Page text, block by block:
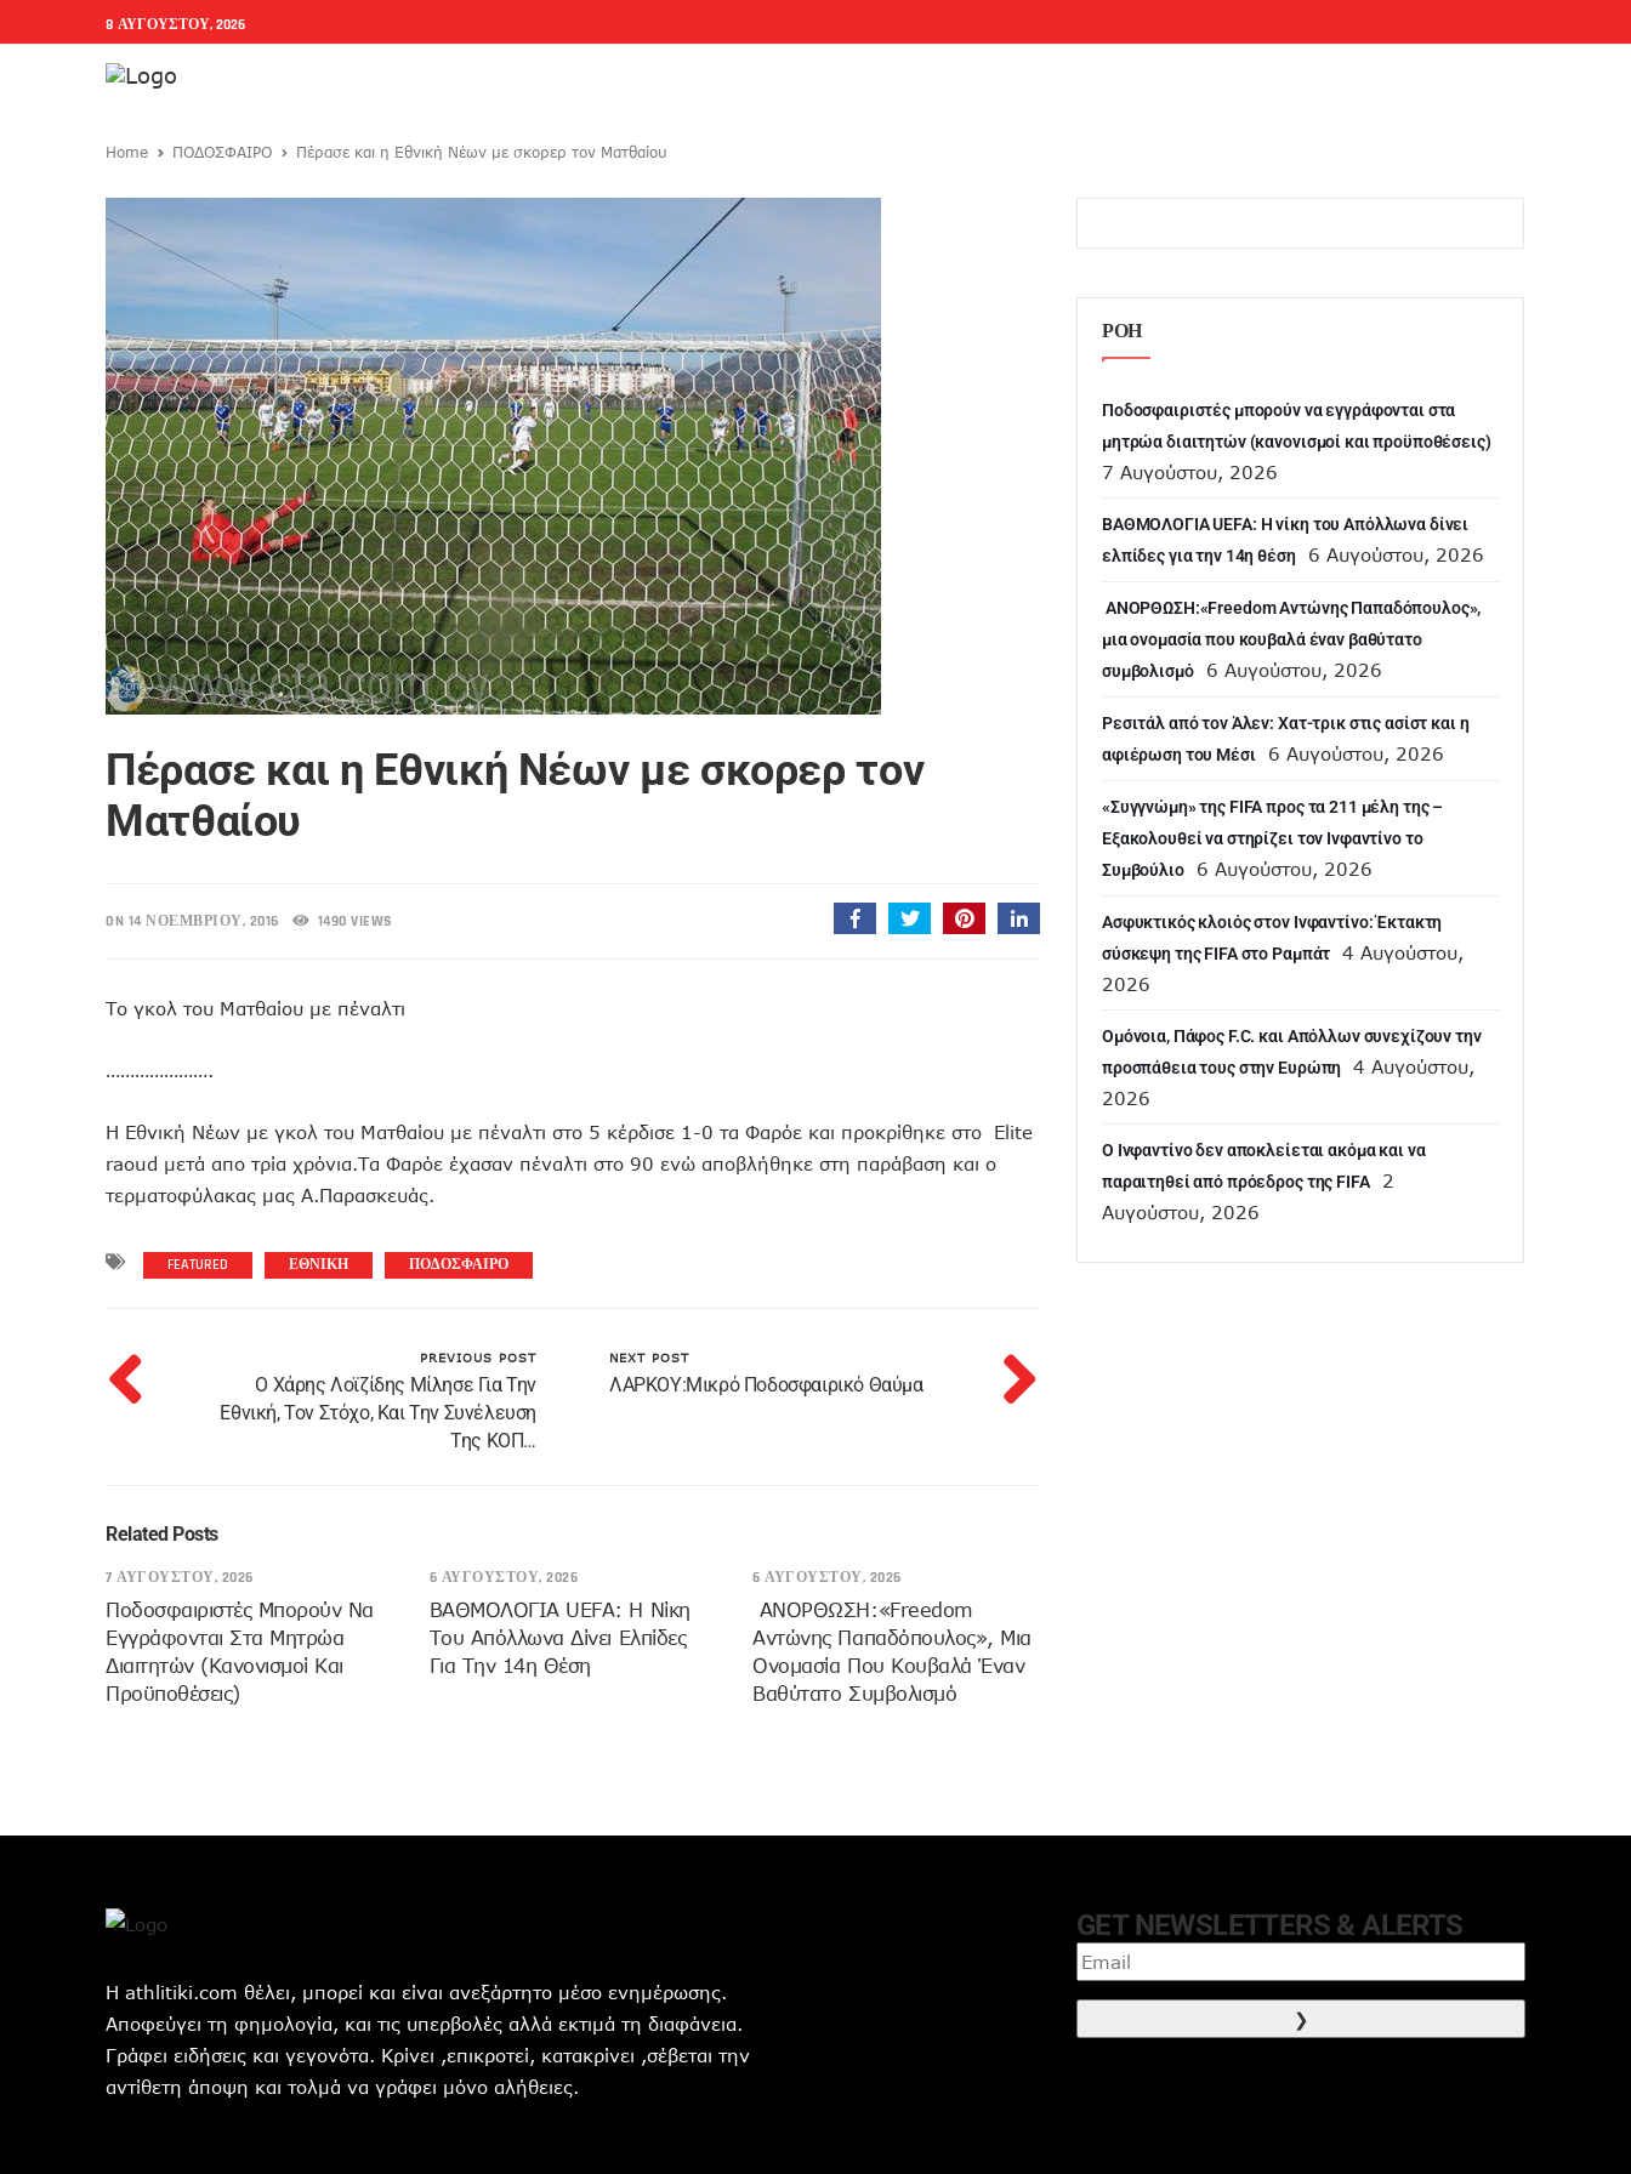
8 ΑΥΓΟΎΣΤΟΥ, 2026
Home ΠΟΔΟΣΦΑΙΡΟ Πέρασε και η Εθνική Νέων με σκορερ τον Ματθαίου
Πέρασε και η Εθνική Νέων με σκορερ τον
Ματθαίου
ON 14 ΝΟΕΜΒΡΊΟΥ, 2016 1490 VIEWS
Το γκολ του Ματθαίου με πέναλτι
………………….
Η Εθνική Νέων με γκολ του Ματθαίου με πέναλτι στο 5 κέρδισε 1-0 τα Φαρόε και προκρίθηκε στο Elite
raoud μετά απο τρία χρόνια.Τα Φαρόε έχασαν πέναλτι στο 90 ενώ αποβλήθηκε στη παράβαση και ο
τερματοφύλακας μας Α.Παρασκευάς.
FEATURED ΕΘΝΙΚΗ ΠΟΔΟΣΦΑΙΡΟ
PREVIOUS POST
Ο Χάρης Λοϊζίδης Μίλησε Για Την
Εθνική, Τον Στόχο, Και Την Συνέλευση
Της ΚΟΠ…
NEXT POST
ΛΑΡΚΟΥ:Μικρό Ποδοσφαιρικό Θαύμα
Related Posts
7 ΑΥΓΟΎΣΤΟΥ, 2026
Ποδοσφαιριστές Μπορούν Να
Εγγράφονται Στα Μητρώα
Διαιτητών (κανονισμοί Και
Προϋποθέσεις)
6 ΑΥΓΟΎΣΤΟΥ, 2026
ΒΑΘΜΟΛΟΓΙΑ UEFA: Η Νίκη
Του Απόλλωνα Δίνει Ελπίδες
Για Την 14η Θέση
6 ΑΥΓΟΎΣΤΟΥ, 2026
ANOΡΘΩΣΗ:«Freedom
Αντώνης Παπαδόπουλος», Μια
Ονομασία Που Κουβαλά Έναν
Βαθύτατο Συμβολισμό
ΡΟΗ
Ποδοσφαιριστές μπορούν να εγγράφονται στα
μητρώα διαιτητών (κανονισμοί και προϋποθέσεις)
7 Αυγούστου, 2026
ΒΑΘΜΟΛΟΓΙΑ UEFA: Η νίκη του Απόλλωνα δίνει
ελπίδες για την 14η θέση
6 Αυγούστου, 2026
ANOΡΘΩΣΗ:«Freedom Αντώνης Παπαδόπουλος»,
μια ονομασία που κουβαλά έναν βαθύτατο
συμβολισμό
6 Αυγούστου, 2026
Ρεσιτάλ από τον Άλεν: Χατ-τρικ στις ασίστ και η
αφιέρωση του Μέσι
6 Αυγούστου, 2026
«Συγγνώμη» της FIFA προς τα 211 μέλη της –
Εξακολουθεί να στηρίζει τον Ινφαντίνο το
Συμβούλιο
6 Αυγούστου, 2026
Ασφυκτικός κλοιός στον Ινφαντίνο: Έκτακτη
σύσκεψη της FIFA στο Ραμπάτ
4 Αυγούστου,
2026
Ομόνοια, Πάφος F.C. και Απόλλων συνεχίζουν την
προσπάθεια τους στην Ευρώπη
4 Αυγούστου,
2026
Ο Ινφαντίνο δεν αποκλείεται ακόμα και να
παραιτηθεί από πρόεδρος της FIFA
2
Αυγούστου, 2026
Η athlitiki.com θέλει, μπορεί και είναι ανεξάρτητο μέσο ενημέρωσης.
Αποφεύγει τη φημολογία, και τις υπερβολές αλλά εκτιμά τη διαφάνεια.
Γράφει ειδήσεις και γεγονότα. Κρίνει ,επικροτεί, κατακρίνει ,σέβεται την
αντίθετη άποψη και τολμά να γράφει μόνο αλήθειες.
GET NEWSLETTERS & ALERTS